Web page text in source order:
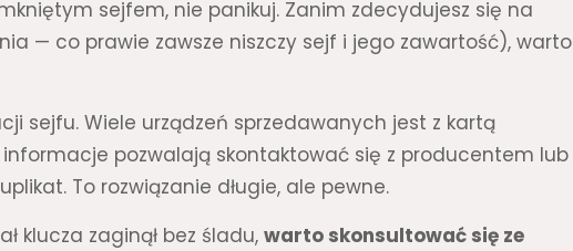
sejfem, nie panikuj. Zanim zdecydujesz się na
— co prawie zawsze niszczy sejf i jego zawartość), warto
sejfu. Wiele urządzeń sprzedawanych jest z kartą
pozwalają skontaktować się z producentem lub
To rozwiązanie długie, ale pewne.
klucza zaginął bez śladu,warto skonsultować się ze